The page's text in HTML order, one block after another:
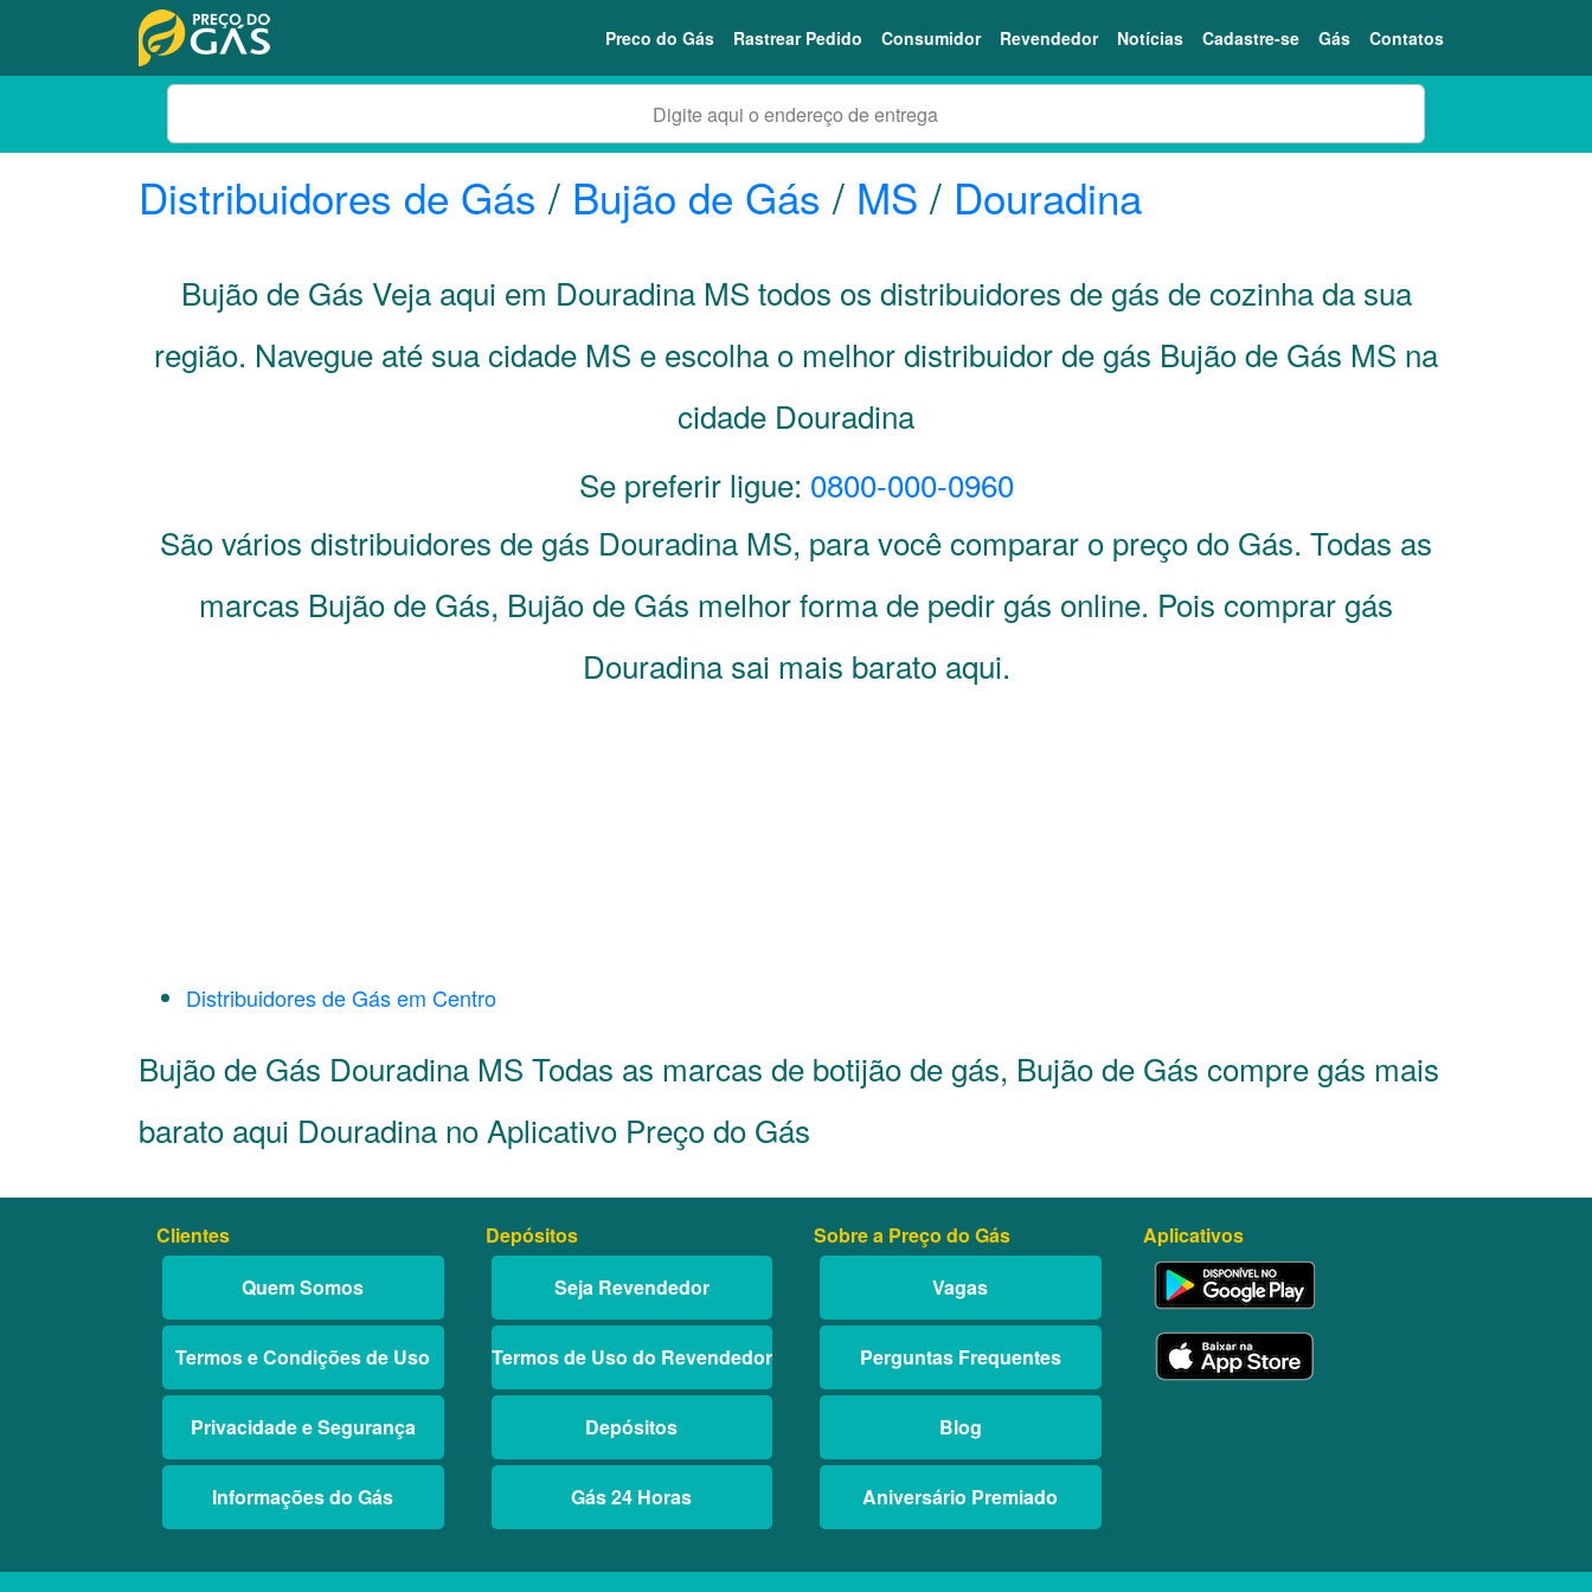
Preco do Gás Rastrear Pedido Consumidor Revendedor Notícias Cadastre-se Gás Contatos
Distribuidores de Gás/ Bujão de Gás / MS / Douradina
Bujão de Gás Veja aqui em Douradina MS todos os distribuidores de gás de cozinha da sua
região. Navegue até sua cidade MS e escolha o melhor distribuidor de gás Bujão de Gás MS na
cidade Douradina
Se preferir ligue: 0800-000-0960
São vários distribuidores de gás Douradina MS, para você comparar o preço do Gás. Todas as
marcas Bujão de Gás, Bujão de Gás melhor forma de pedir gás online. Pois comprar gás
Douradina sai mais barato aqui.
Distribuidores de Gás em Centro
Bujão de Gás Douradina MS Todas as marcas de botijão de gás, Bujão de Gás compre gás mais
barato aqui Douradina no Aplicativo Preço do Gás
Clientes
Quem Somos
Termos e Condições de Uso
Privacidade e Segurança
Informações do Gás
Depósitos
Seja Revendedor
Termos de Uso do Revendedor
Depósitos
Gás 24 Horas
Sobre a Preço do Gás
Vagas
Perguntas Frequentes
Blog
Aniversário Premiado
Aplicativos